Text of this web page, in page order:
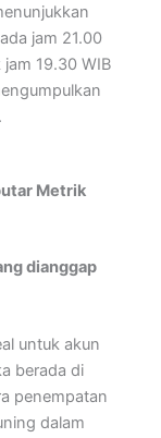
jam 21.00
jam 19.30 WIB
Metrik
dianggap
untuk akun
berada di
penempatan
dalam